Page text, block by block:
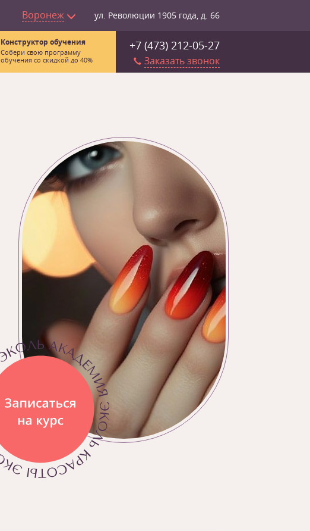
Воронеж ул. Революции 1905 года, д. 66
+7 (473) 212-05-27
Заказать звонок
Конструктор обучения
Собери свою программу
обучения со скидкой до 40%